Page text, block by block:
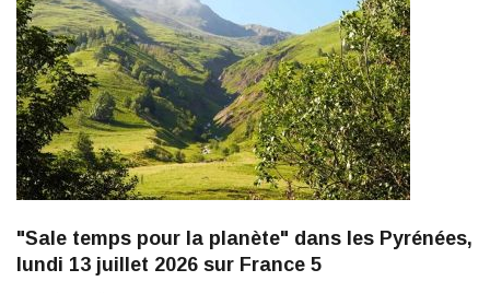
"Sale temps pour la planète" dans les Pyrénées,
lundi 13 juillet 2026 sur France 5